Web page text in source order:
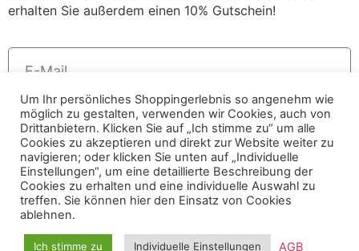
erhalten Sie außerdem einen 10% Gutschein!
Anmelden
Alternative:
© 2023 AMOUR FOU Online Shop für Fashion
Um Ihr persönliches Shoppingerlebnis so angenehm wie
möglich zu gestalten, verwenden wir Cookies, auch von
Drittanbietern. Klicken Sie auf „Ich stimme zu“ um alle
Cookies zu akzeptieren und direkt zur Website weiter zu
navigieren; oder klicken Sie unten auf „Individuelle
Einstellungen“, um eine detaillierte Beschreibung der
Cookies zu erhalten und eine individuelle Auswahl zu
treffen. Sie können hier den Einsatz von Cookies
ablehnen.
Ich stimme zu Individuelle Einstellungen AGB